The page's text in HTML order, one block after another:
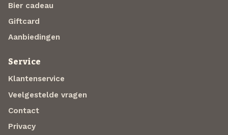
Bier cadeau
Giftcard
Aanbiedingen
Service
Klantenservice
Veelgestelde vragen
Contact
Privacy